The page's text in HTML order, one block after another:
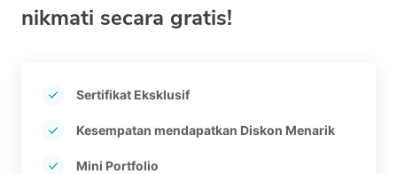
nikmati secara gratis!
Sertifikat Eksklusif
Kesempatan mendapatkan Diskon Menarik
Mini Portfolio